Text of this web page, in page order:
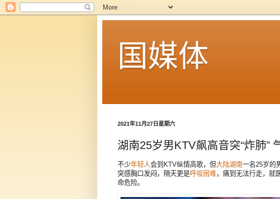
国媒体
2021年11月27日星期六
湖南25岁男KTV飙高音突“炸肺”
不少年轻人会到KTV纵情高歌，但大陆湖南一名25岁的
突感胸口发闷，隔天更是呼吸困难，痛到无法行走，就
命危险。